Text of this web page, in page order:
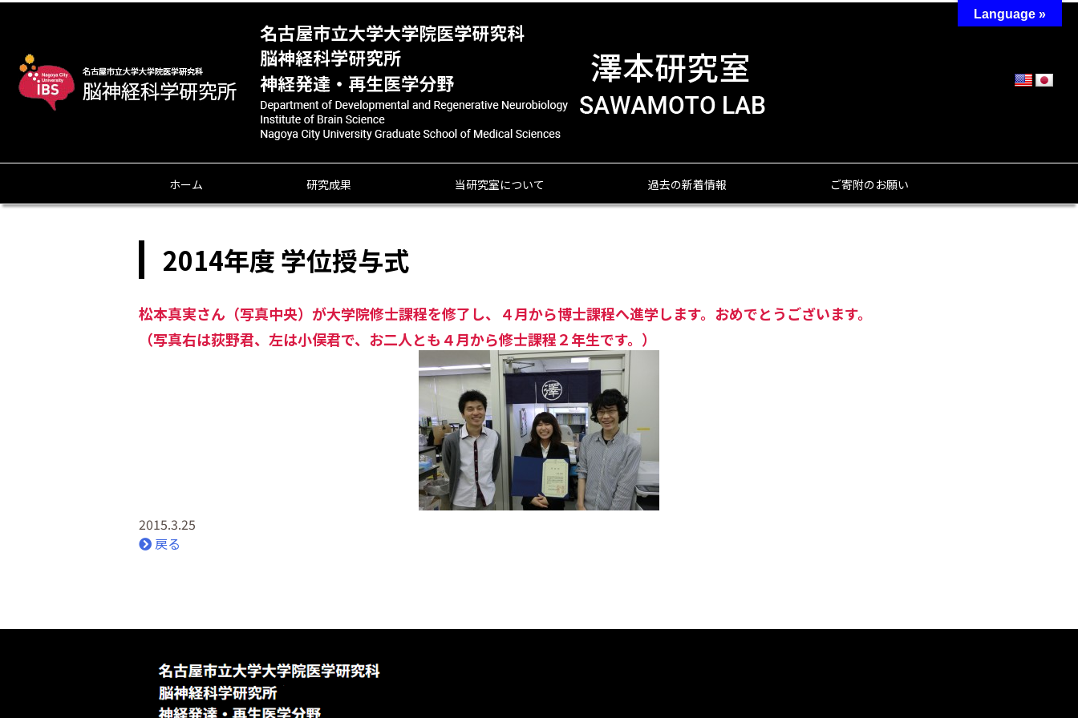
ホーム 研究成果 当研究室について 過去の新着情報 ご寄附のお願い
2014年度 学位授与式
松本真実さん（写真中央）が大学院修士課程を修了し、４月から博士課程へ進学します。おめでとうございます。
（写真右は荻野君、左は小俣君で、お二人とも４月から修士課程２年生です。）
2015.3.25
戻る
Language »